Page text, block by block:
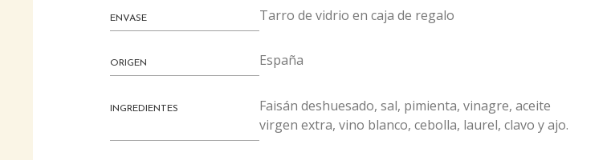
ENVASE Tarro de vidrio en caja de regalo
ORIGEN España
INGREDIENTES
Faisán deshuesado, sal, pimienta, vinagre, aceite
virgen extra, vino blanco, cebolla, laurel, clavo y ajo.